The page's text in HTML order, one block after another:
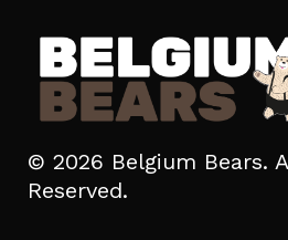
© 2026 Belgium Bears.
Reserved.